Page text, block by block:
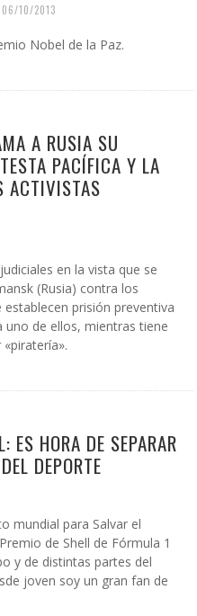
06/10/2013
Nobel de la Paz.
A RUSIA SU
PACÍFICA Y LA
ACTIVISTAS
en la vista que se
(Rusia) contra los
establecen prisión preventiva
uno de ellos, mientras tiene
ES HORA DE SEPARAR
DEPORTE
mundial para Salvar el
de Shell de Fórmula 1
y de distintas partes del
joven soy un gran fan de